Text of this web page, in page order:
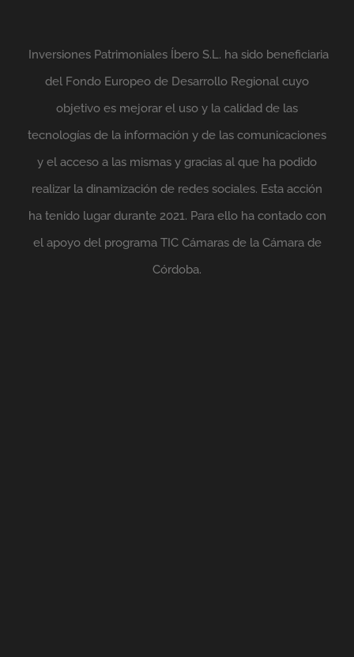
Inversiones Patrimoniales Íbero S.L. ha sido beneficiaria
del Fondo Europeo de Desarrollo Regional cuyo
objetivo es mejorar el uso y la calidad de las
tecnologías de la información y de las comunicaciones
y el acceso a las mismas y gracias al que ha podido
realizar la dinamización de redes sociales. Esta acción
ha tenido lugar durante 2021. Para ello ha contado con
el apoyo del programa TIC Cámaras de la Cámara de
Córdoba.